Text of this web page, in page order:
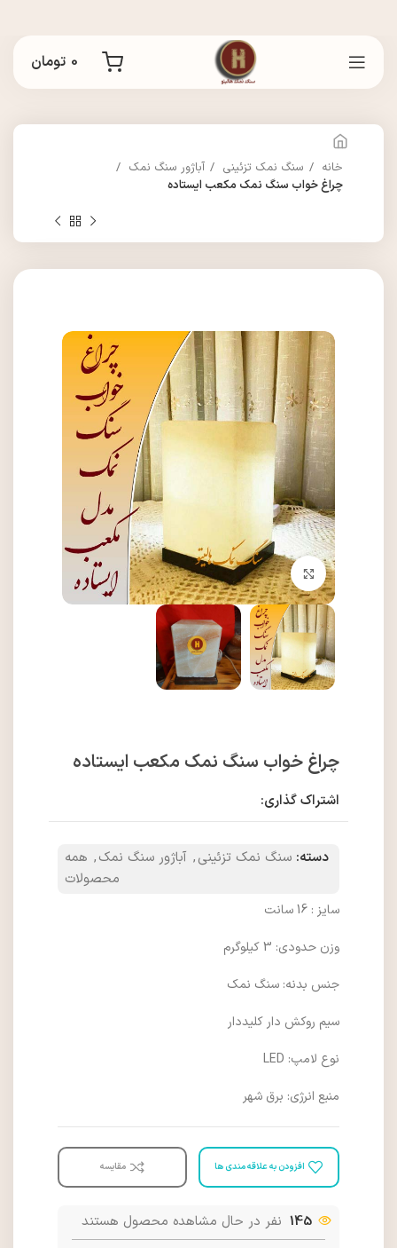
تومان
خانه سنگ نمک تزئینی
آباژور سنگ نمک
چراغ خواب سنگ نمک مکعب ایستاده
برای بزرگنمایی کلیک کنید
چراغ خواب سنگ نمک مکعب ایستاده
اشتراک گذاری:
دسته: سنگ نمک تزئینی, آباژور سنگ نمک, همه
محصولات
سایز : 16 سانت
وزن حدودی: 3 کیلوگرم
جنس بدنه: سنگ نمک
سیم روکش دار کلیددار
نوع لامپ: LED
منبع انرژی: برق شهر
افزودن به علاقه مندی ها مقایسه
145 نفر در حال مشاهده محصول هستند